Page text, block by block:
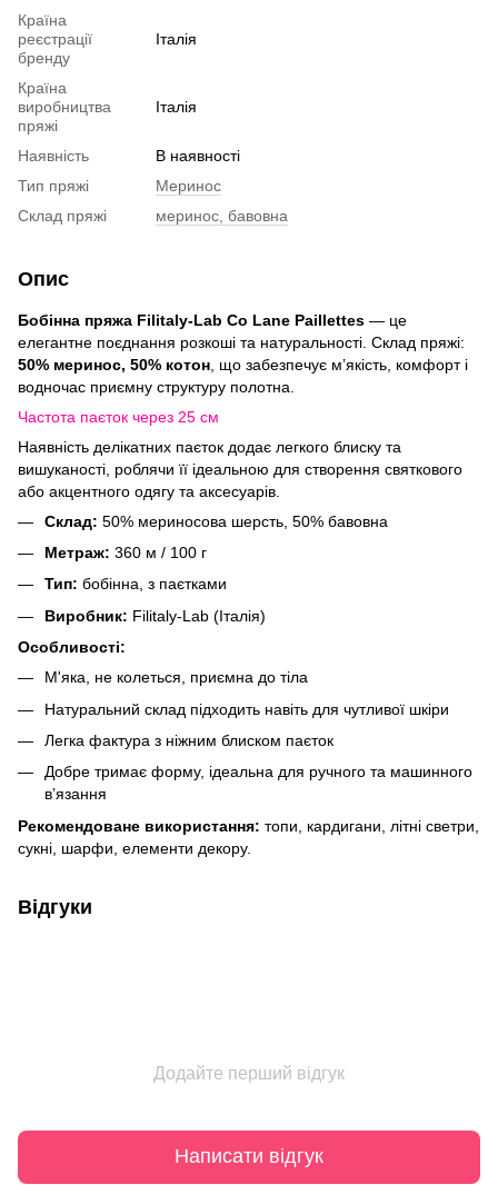
Країна
реєстрації
бренду
Італія
Країна
виробництва
пряжі
Італія
Наявність
В наявності
Тип пряжі
Меринос
Склад пряжі
меринос, бавовна
Опис
Бобінна пряжа Filitaly-Lab Co Lane Paillettes — це
елегантне поєднання розкоші та натуральності. Склад пряжі:
50% меринос, 50% котон , що забезпечує м’якість, комфорт і
водночас приємну структуру полотна.
Частота паєток через 25 см
Наявність делікатних паєток додає легкого блиску та
вишуканості, роблячи її ідеальною для створення святкового
або акцентного одягу та аксесуарів.
Склад: 50% мериносова шерсть, 50% бавовна
Метраж: 360 м / 100 г
Тип: бобінна, з паєтками
Виробник: Filitaly-Lab (Італія)
Особливості:
М'яка, не колеться, приємна до тіла
Натуральний склад підходить навіть для чутливої шкіри
Легка фактура з ніжним блиском паєток
Добре тримає форму, ідеальна для ручного та машинного
в’язання
Рекомендоване використання: топи, кардигани, літні светри,
сукні, шарфи, елементи декору.
Відгуки
Додайте перший відгук
Написати відгук